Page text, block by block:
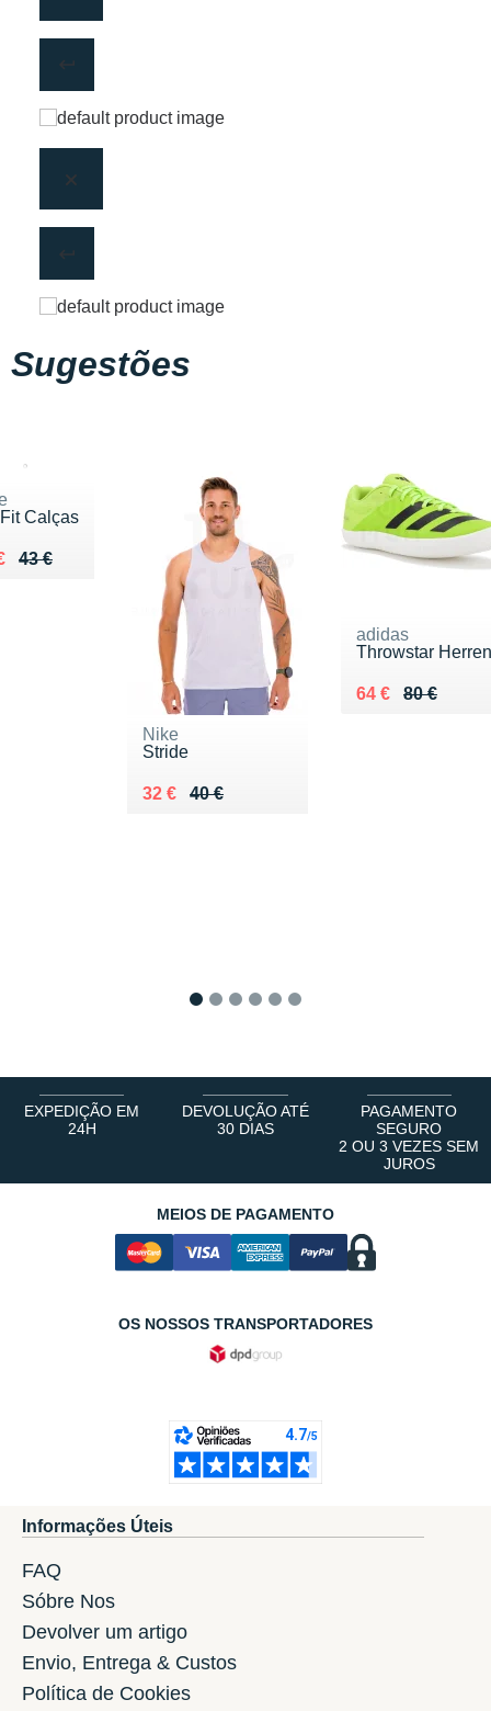
Sugestões
Calças
43 €
de 43 €
32 €
Nike
Stride
40 €
Au lieu de 40 €
32 €
Vendu 32 €
adidas
Throwstar Herren
80 €
Au lieu de 80 €
64 €
Vendu 64 €
EXPEDIÇÃO EM
24H
DEVOLUÇÃO ATÉ
30 DIAS
PAGAMENTO
SEGURO
2 OU 3 VEZES SEM
JUROS
MEIOS DE PAGAMENTO
OS NOSSOS TRANSPORTADORES
Informações Úteis
FAQ
Sóbre Nos
Devolver um artigo
Envio, Entrega & Custos
Política de Cookies